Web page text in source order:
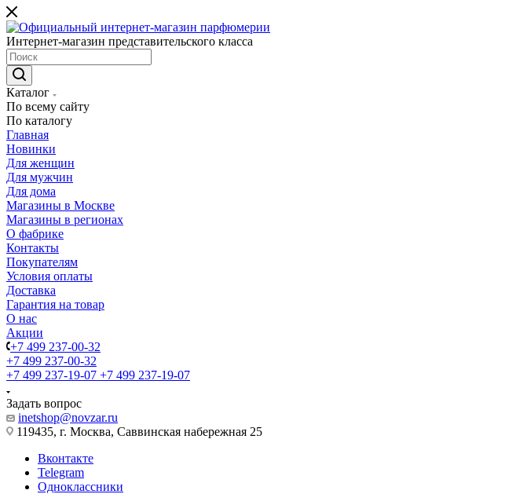
Интернет-магазин представительского класса
Каталог
По всему сайту
По каталогу
Главная
Новинки
Для женщин
Для мужчин
Для дома
Магазины в Москве
Магазины в регионах
О фабрике
Контакты
Покупателям
Условия оплаты
Доставка
Гарантия на товар
О нас
Акции
+7 499 237-00-32
+7 499 237-00-32
+7 499 237-19-07 +7 499 237-19-07
Задать вопрос
inetshop@novzar.ru
119435, г. Москва, Саввинская набережная 25
Вконтакте
Telegram
Одноклассники